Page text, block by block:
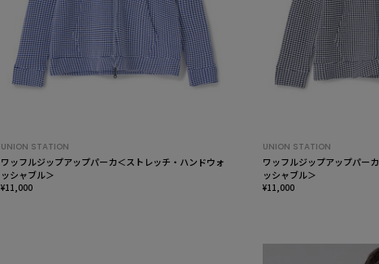
UNION STATION
ワッフルジップアップパーカ＜ストレッチ・ハンドウォ
ッシャブル＞
¥11,000
UNION STATION
ワッフルジップアップパー
ッシャブル＞
¥11,000